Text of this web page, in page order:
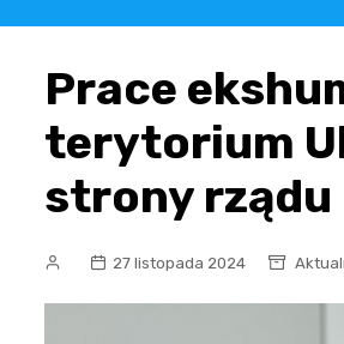
Prace
terytorium
strony rządu
27 listopada 2024